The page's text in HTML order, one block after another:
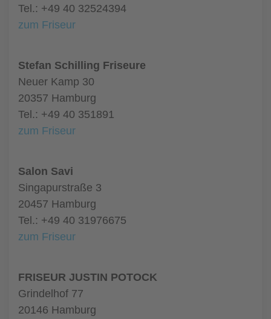
Tel.: +49 40 32524394
zum Friseur
Stefan Schilling Friseure
Neuer Kamp 30
20357 Hamburg
Tel.: +49 40 351891
zum Friseur
Salon Savi
Singapurstraße 3
20457 Hamburg
Tel.: +49 40 31976675
zum Friseur
FRISEUR JUSTIN POTOCK
Grindelhof 77
20146 Hamburg